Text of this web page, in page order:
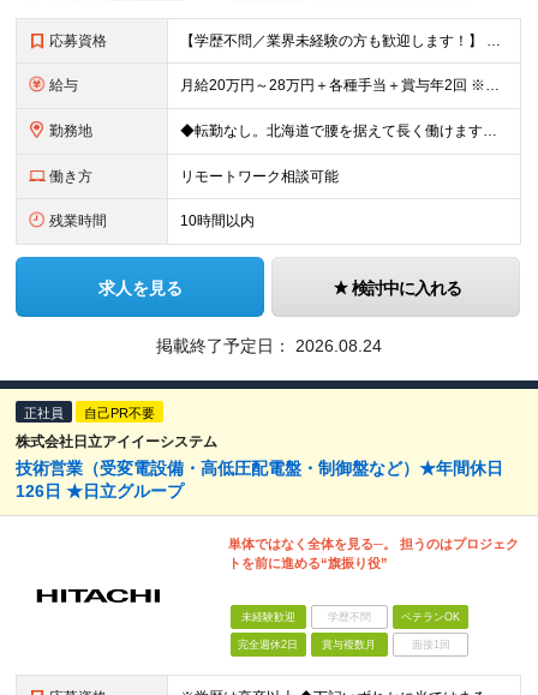
応募資格 【学歴不問／業界未経験の方も歓迎します！】 ■何らかの営業経験をお持ちの方（法人・個人、業界、経験年数は問いません） ■基本的なPC操作ができる方 ■普通自動車免許（AT限定可）をお持ちの方 ≪こん
給与 月給20万円～28万円＋各種手当＋賞与年2回 ※経験・年齢・能力を考慮して決定いたします。 ※残業代は全額別途支給 ※試用期間3ヵ月あり。期間中の給与・待遇については下記の通り ・基本給 200,0
勤務地 ◆転勤なし。北海道で腰を据えて長く働けます。 ◆最寄り駅から徒歩8分。アクセス良好なオフィスです。 ＜本社＞ 北海道札幌市中央区北2条西18丁目1番地5 ※場合によりリモートワークも可 ※外勤時は
働き方 リモートワーク相談可能
残業時間 10時間以内
求人を見る 検討中に入れる
掲載終了予定日： 2026.08.24
正社員 自己PR不要
株式会社日立アイイーシステム
技術営業（受変電設備・高低圧配電盤・制御盤など）★年間休日
126日 ★日立グループ
単体ではなく全体を見る─。 担うのはプロジェク
トを前に進める“旗振り役”
未経験歓迎 学歴不問 ベテランOK
完全週休2日 賞与複数月 面接1回